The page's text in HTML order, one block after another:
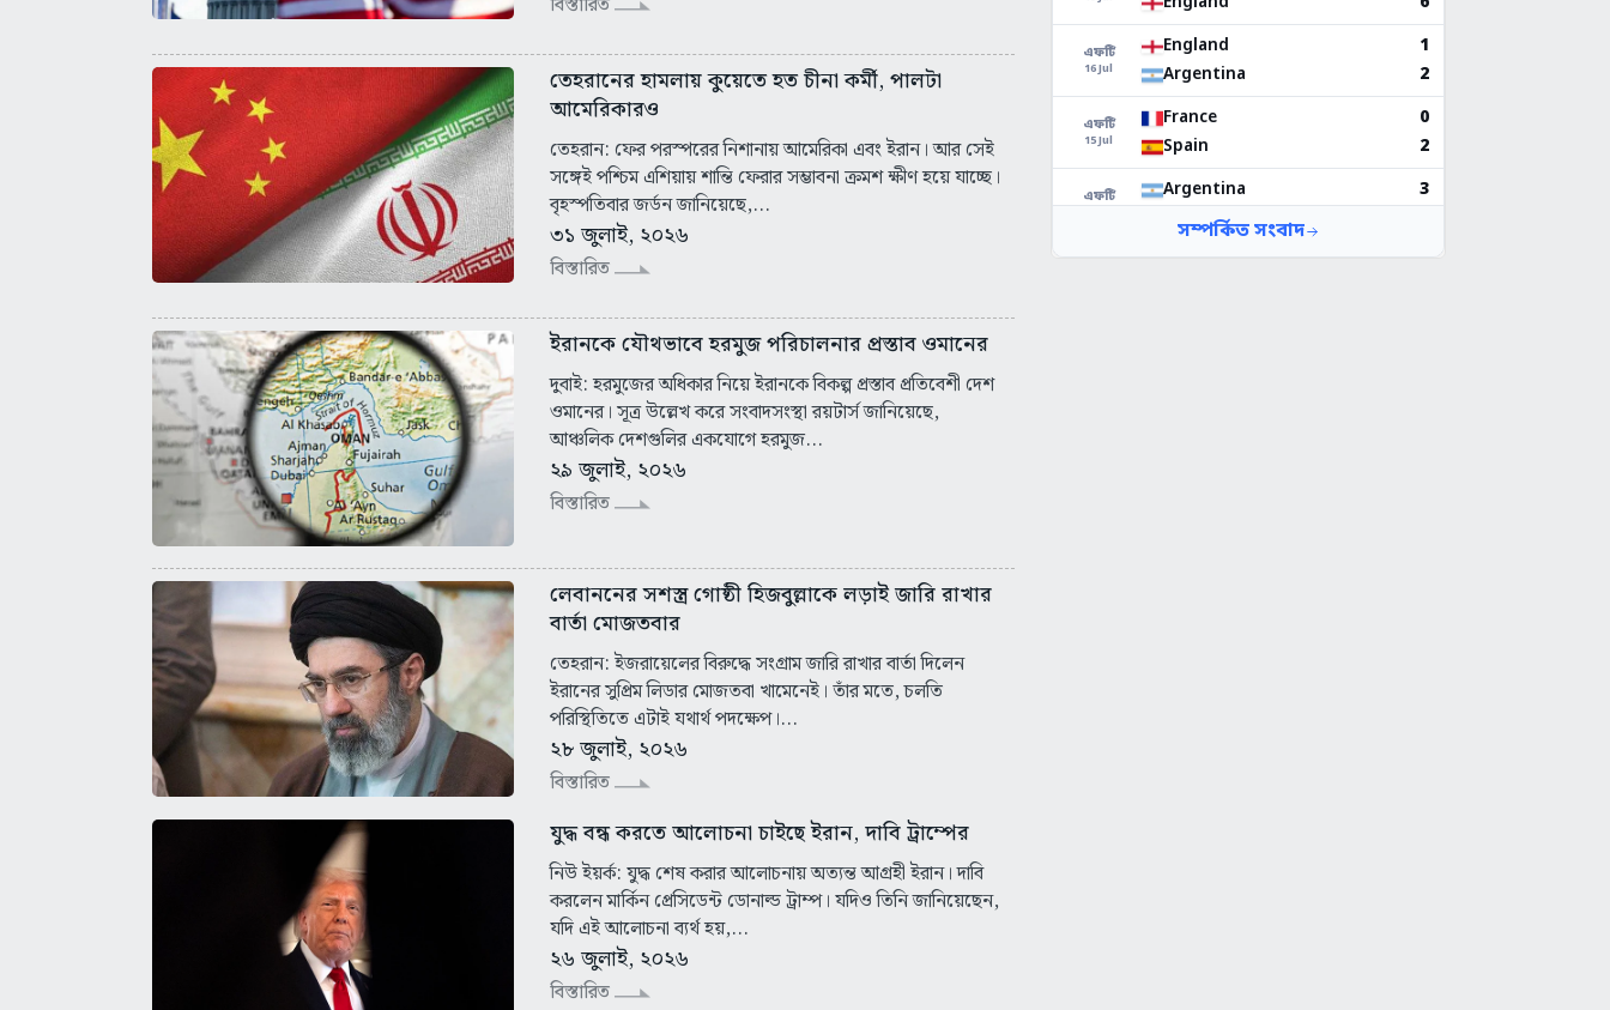
তেহরানের হামলায় কুয়েতে হত চীনা কর্মী, পালটা
আমেরিকারও
তেহরান: ফের পরস্পরের নিশানায় আমেরিকা এবং ইরান। আর সেই
সঙ্গেই পশ্চিম এশিয়ায় শান্তি ফেরার সম্ভাবনা ক্রমশ ক্ষীণ হয়ে যাচ্ছে।
বৃহস্পতিবার জর্ডন জানিয়েছে,...
৩১ জুলাই, ২০২৬
বিস্তারিত
ইরানকে যৌথভাবে হরমুজ পরিচালনার প্রস্তাব ওমানের
দুবাই: হরমুজের অধিকার নিয়ে ইরানকে বিকল্প প্রস্তাব প্রতিবেশী দেশ
ওমানের। সূত্র উল্লেখ করে সংবাদসংস্থা রয়টার্স জানিয়েছে,
আঞ্চলিক দেশগুলির একযোগে হরমুজ...
২৯ জুলাই, ২০২৬
বিস্তারিত
লেবাননের সশস্ত্র গোষ্ঠী হিজবুল্লাকে লড়াই জারি রাখার
বার্তা মোজতবার
তেহরান: ইজরায়েলের বিরুদ্ধে সংগ্রাম জারি রাখার বার্তা দিলেন
ইরানের সুপ্রিম লিডার মোজতবা খামেনেই। তাঁর মতে, চলতি
পরিস্থিতিতে এটাই যথার্থ পদক্ষেপ।...
২৮ জুলাই, ২০২৬
বিস্তারিত
যুদ্ধ বন্ধ করতে আলোচনা চাইছে ইরান, দাবি ট্রাম্পের
নিউ ইয়র্ক: যুদ্ধ শেষ করার আলোচনায় অত্যন্ত আগ্রহী ইরান। দাবি
করলেন মার্কিন প্রেসিডেন্ট ডোনাল্ড ট্রাম্প। যদিও তিনি জানিয়েছেন,
যদি এই আলোচনা ব্যর্থ হয়,...
২৬ জুলাই, ২০২৬
বিস্তারিত